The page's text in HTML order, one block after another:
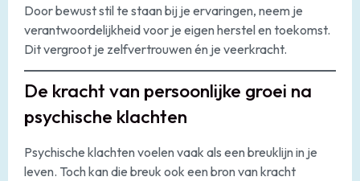
Door bewust stil te staan bij je ervaringen, neem je
verantwoordelijkheid voor je eigen herstel en toekomst.
Dit vergroot je zelfvertrouwen én je veerkracht.
De kracht van persoonlijke groei na
psychische klachten
Psychische klachten voelen vaak als een breuklijn in je
leven. Toch kan die breuk ook een bron van kracht